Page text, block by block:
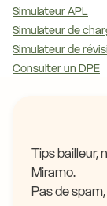
Simulateur APL
Simulateur de
Simulateur de
Consulter un DPE
Tips bailleur,
Miramo.
Pas de